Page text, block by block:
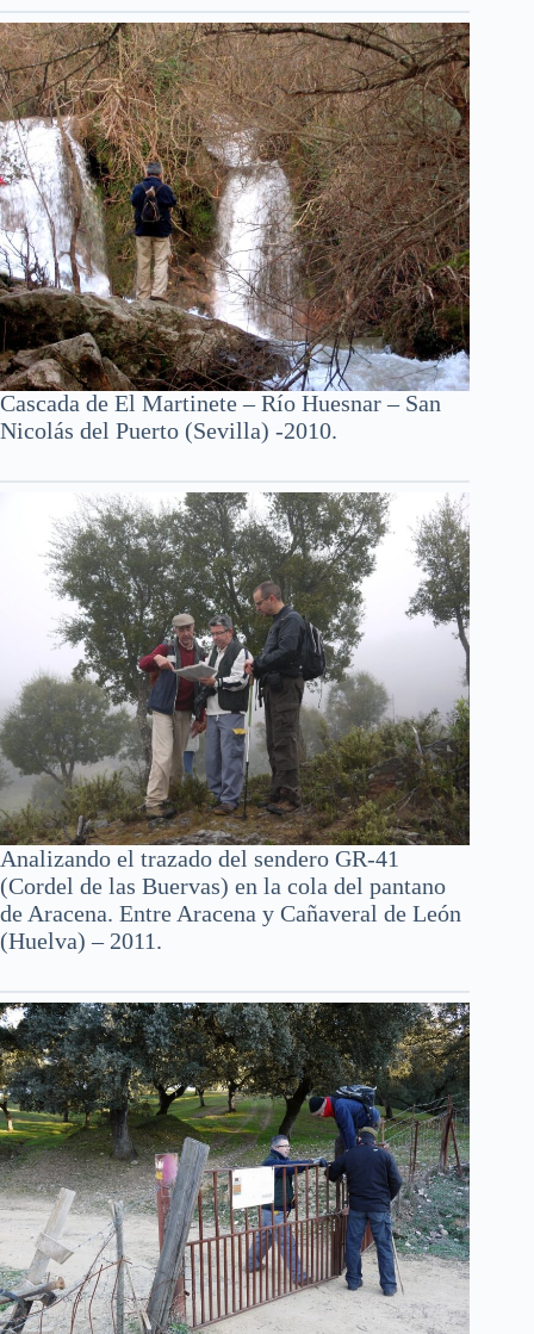
Cascada de El Martinete – Río Huesnar – San
Nicolás del Puerto (Sevilla) -2010.
Analizando el trazado del sendero GR-41
(Cordel de las Buervas) en la cola del pantano
de Aracena. Entre Aracena y Cañaveral de León
(Huelva) – 2011.